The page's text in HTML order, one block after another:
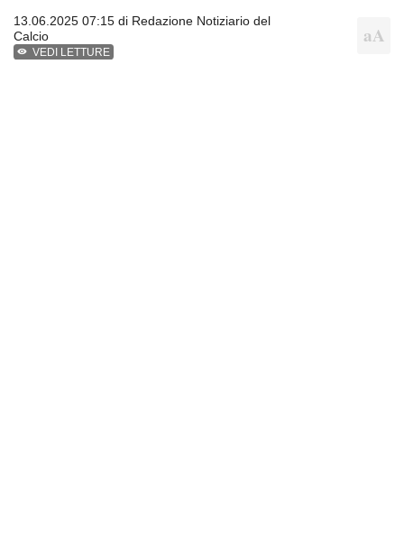
13.06.2025 07:15 di Redazione Notiziario del
Calcio
VEDI LETTURE